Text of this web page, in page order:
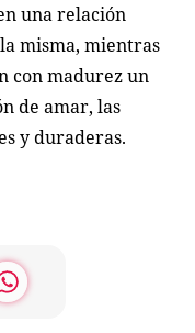
una relación
misma, mientras
con madurez un
de amar, las
y duraderas.